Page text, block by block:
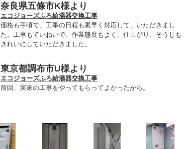
奈良県五條市K様より
エコジョーズふろ給湯器交換工事
価格も手頃で、工事の日程も素早く対応して、いただきまし
た。工事もていねいで、作業態度もよく、仕上がり、そうじも
きれいにしていただきました。
東京都調布市U様より
エコジョーズふろ給湯器交換工事
前回、実家の工事をやってもらってよかったから。